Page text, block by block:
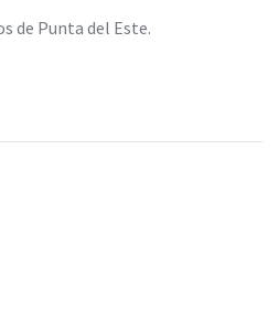
de Punta del Este.